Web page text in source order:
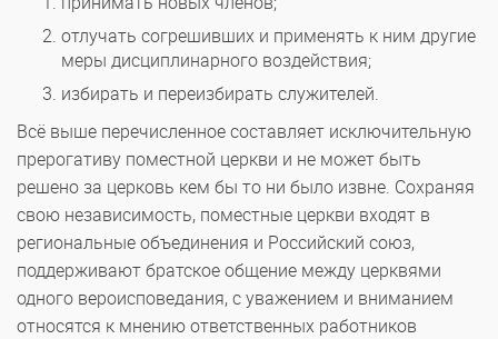
отлучать согрешивших и применять к ним другие
меры дисциплинарного воздействия;
избирать и переизбирать служителей.
Всё выше перечисленное составляет исключительную
прерогативу поместной церкви и не может быть
решено за церковь кем бы то ни было извне. Сохраняя
свою независимость, поместные церкви входят в
региональные объединения и Российский союз,
поддерживают братское общение между церквями
одного вероисповедания, с уважением и вниманием
относятся к мнению ответственных работников